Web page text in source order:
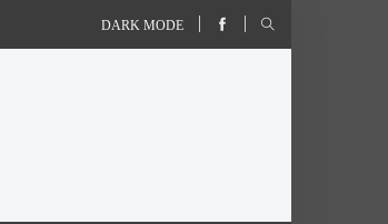
DARK MODE